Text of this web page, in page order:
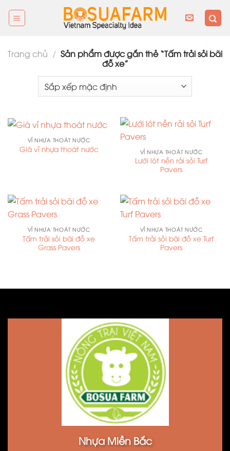
Trang chủ / Sản phẩm được gắn thẻ “Tấm trải sỏi bãi
đỗ xe”
VỈ NHỰA THOÁT NƯỚC
Giá vỉ nhựa thoát nước VỈ NHỰA THOÁT NƯỚC
Lưới lót nền rải sỏi Turf
Pavers
VỈ NHỰA THOÁT NƯỚC
Tấm trải sỏi bãi đỗ xe
Grass Pavers
VỈ NHỰA THOÁT NƯỚC
Tấm trải sỏi bãi đỗ xe Turf
Pavers
Nhựa Miền Bắc